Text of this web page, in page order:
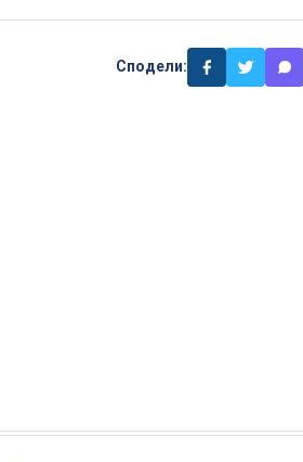
Сподели: